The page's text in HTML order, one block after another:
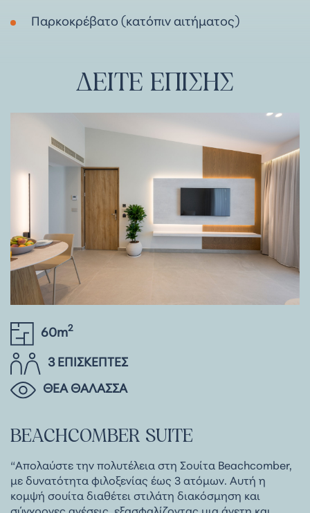
Παρκοκρέβατο (κατόπιν αιτήματος)
ΔΕΊΤΕ ΕΠΊΣΗΣ
60m2
3 ΕΠΙΣΚΕΠΤΕΣ
ΘΕΑ ΘΑΛΑΣΣΑ
BEACHCOMBER SUITE
“Απολαύστε την πολυτέλεια στη Σουίτα Beachcomber,
με δυνατότητα φιλοξενίας έως 3 ατόμων. Αυτή η
κομψή σουίτα διαθέτει στιλάτη διακόσμηση και